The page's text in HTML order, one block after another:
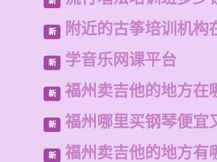
新 附近的古筝培训机构
新 学音乐网课平台
新 福州卖吉他的地方在
新 福州哪里买钢琴便宜
新 福州卖吉他的地方有